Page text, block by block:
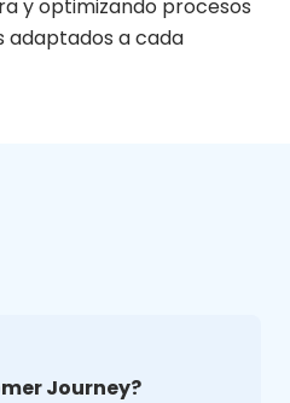
y optimizando procesos
adaptados a cada
Journey?